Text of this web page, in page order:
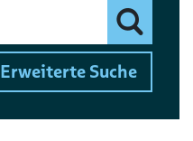
Finden
Erweiterte Suche